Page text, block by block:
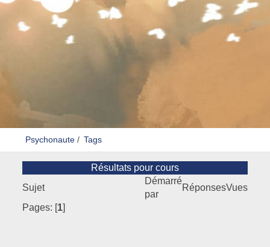
Psychonaute/ Tags
Résultats pour cours
Sujet
Démarré
par
RéponsesVues
Pages: [1]